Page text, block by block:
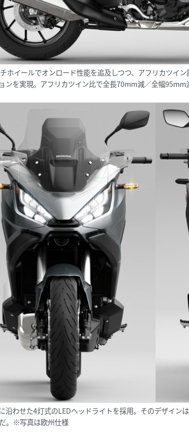
ホイールでオンロード性能を追及しつつ、アフリカツイ
ンを実現。アフリカツイン比で全長70mm減／全幅95mm
沿わせた4灯式のLEDヘッドライトを採用。そのデザイン
。※写真は欧州仕様